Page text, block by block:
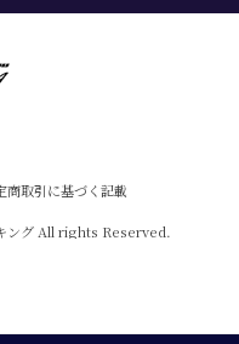
商取引に基づく記載
ング All rights Reserved.